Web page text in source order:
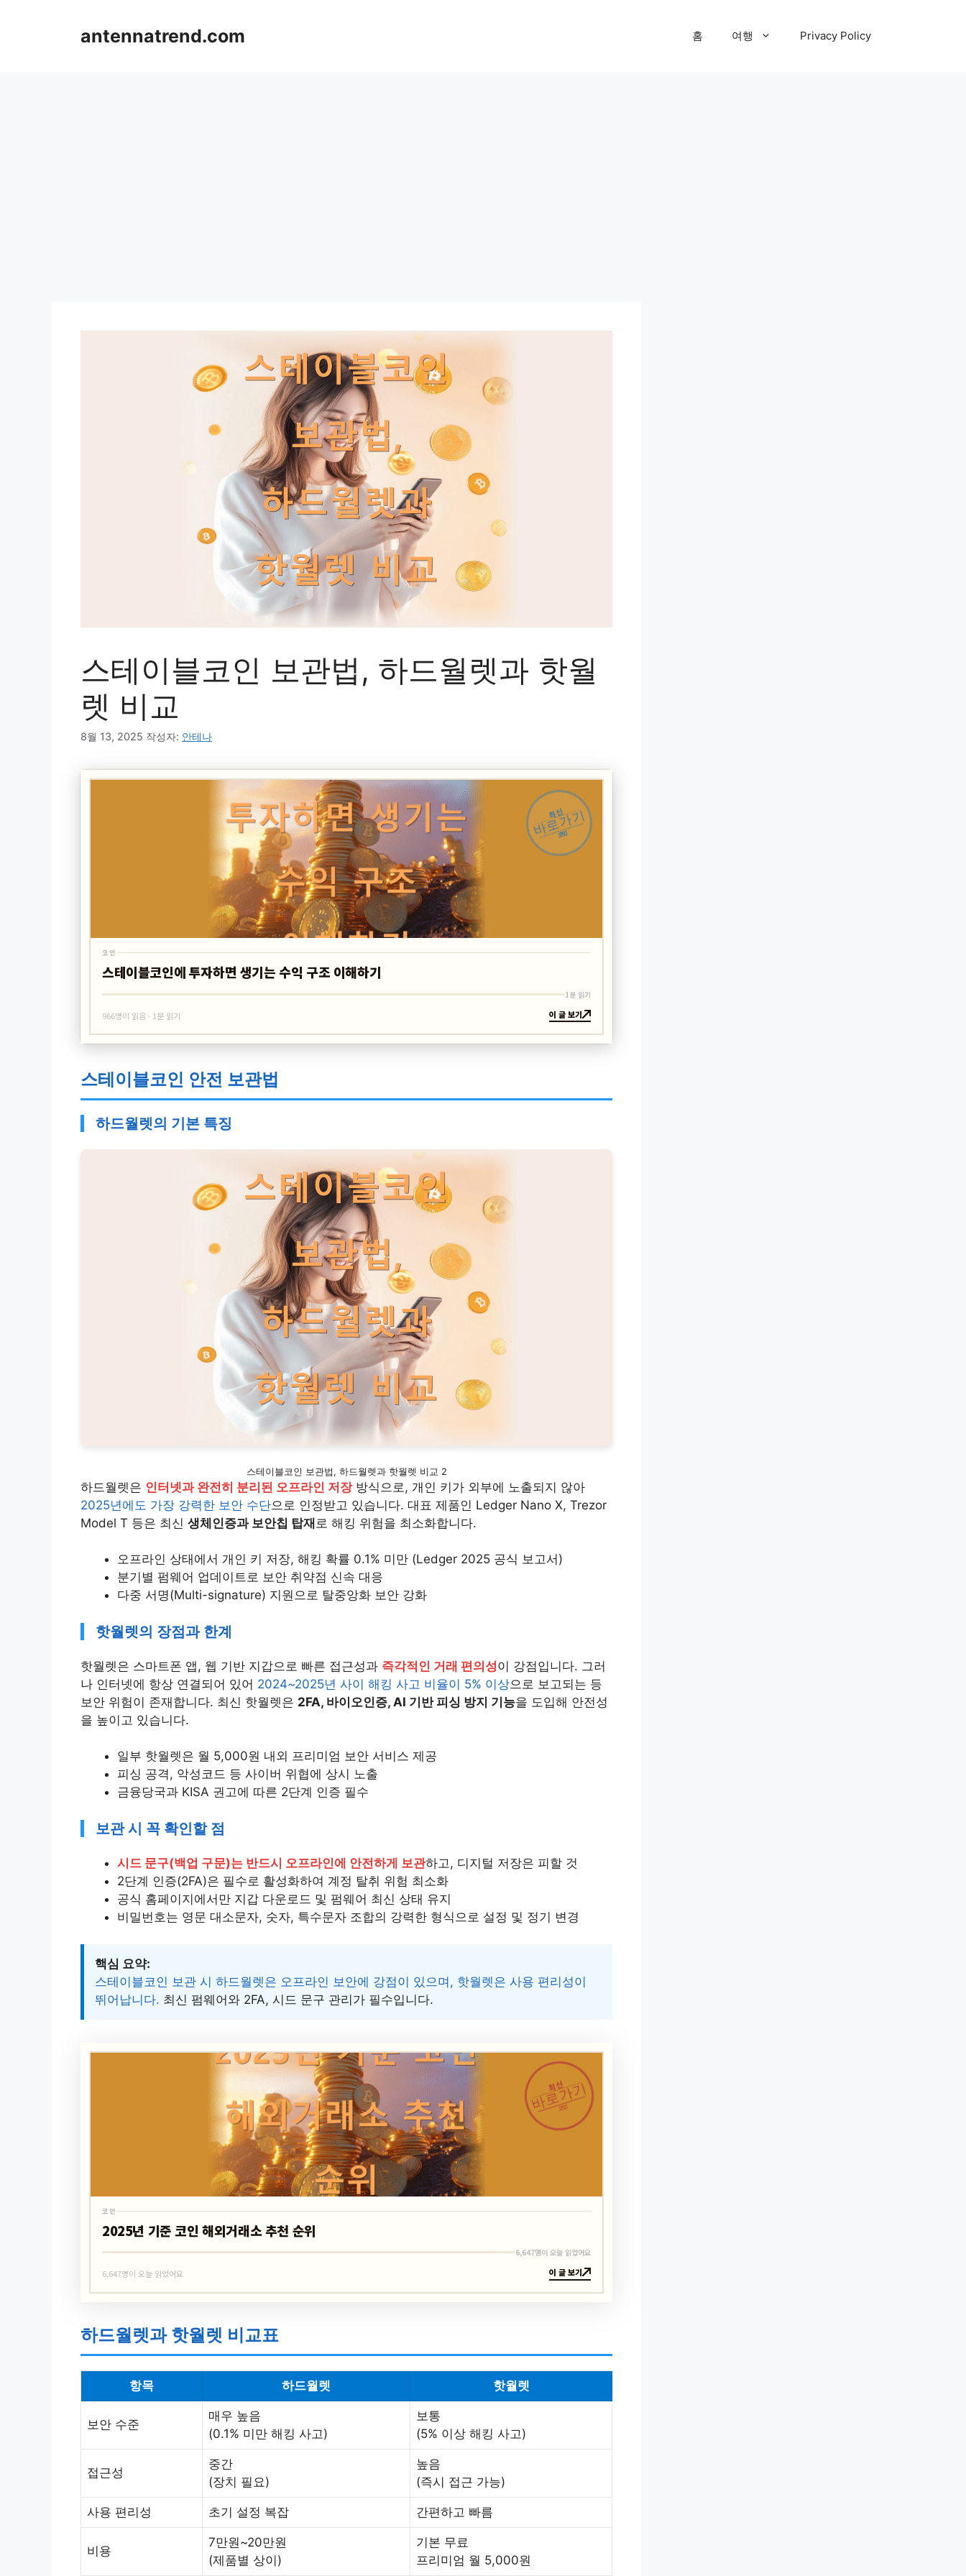
antennatrend.com 홈 여행 Privacy Policy
스테이블코인 보관법, 하드월렛과 핫월
렛 비교
8월 13, 2025 작성자: 안테나
최신
바로가기
코인
코인
스테이블코인에 투자하면 생기는 수익 구조 이해하기
1분 읽기
966명이 읽음 · 1분 읽기 이 글 보기
스테이블코인 안전 보관법
하드월렛의 기본 특징
스테이블코인 보관법, 하드월렛과 핫월렛 비교 2
하드월렛은 인터넷과 완전히 분리된 오프라인 저장방식으로, 개인 키가 외부에 노출되지 않아
2025년에도 가장 강력한 보안 수단으로 인정받고 있습니다. 대표 제품인 Ledger Nano X, Trezor
Model T 등은 최신 생체인증과 보안칩 탑재 로 해킹 위험을 최소화합니다.
오프라인 상태에서 개인 키 저장, 해킹 확률 0.1% 미만 (Ledger 2025 공식 보고서)
분기별 펌웨어 업데이트로 보안 취약점 신속 대응
다중 서명(Multi-signature) 지원으로 탈중앙화 보안 강화
핫월렛의 장점과 한계
핫월렛은 스마트폰 앱, 웹 기반 지갑으로 빠른 접근성과 즉각적인 거래 편의성이 강점입니다. 그러
나 인터넷에 항상 연결되어 있어 2024~2025년 사이 해킹 사고 비율이 5% 이상으로 보고되는 등
보안 위험이 존재합니다. 최신 핫월렛은 2FA, 바이오인증, AI 기반 피싱 방지 기능을 도입해 안전성
을 높이고 있습니다.
일부 핫월렛은 월 5,000원 내외 프리미엄 보안 서비스 제공
피싱 공격, 악성코드 등 사이버 위협에 상시 노출
금융당국과 KISA 권고에 따른 2단계 인증 필수
보관 시 꼭 확인할 점
시드 문구(백업 구문)는 반드시 오프라인에 안전하게 보관하고, 디지털 저장은 피할 것
2단계 인증(2FA)은 필수로 활성화하여 계정 탈취 위험 최소화
공식 홈페이지에서만 지갑 다운로드 및 펌웨어 최신 상태 유지
비밀번호는 영문 대소문자, 숫자, 특수문자 조합의 강력한 형식으로 설정 및 정기 변경
핵심 요약:
스테이블코인 보관 시 하드월렛은 오프라인 보안에 강점이 있으며, 핫월렛은 사용 편리성이
뛰어납니다. 최신 펌웨어와 2FA, 시드 문구 관리가 필수입니다.
최신
바로가기
코인
코인
2025년 기준 코인 해외거래소 추천 순위
6,647명이 오늘 읽었어요
6,647명이 오늘 읽었어요 이 글 보기
하드월렛과 핫월렛 비교표
항목 하드월렛 핫월렛
보안 수준
매우 높음
(0.1% 미만 해킹 사고)
보통
(5% 이상 해킹 사고)
접근성
중간
(장치 필요)
높음
(즉시 접근 가능)
사용 편리성 초기 설정 복잡 간편하고 빠름
비용
7만원~20만원
(제품별 상이)
기본 무료
프리미엄 월 5,000원